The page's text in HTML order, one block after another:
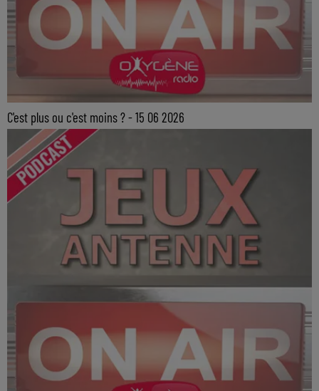
C'est plus ou c'est moins ? - 15 06 2026